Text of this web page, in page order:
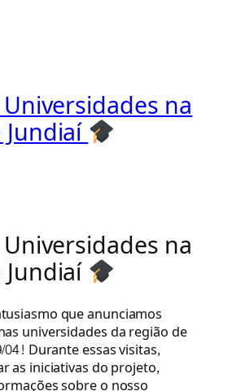
na
na
que anunciamos
universidades da região de
04! Durante essas visitas,
as iniciativas do projeto,
sobre o nosso